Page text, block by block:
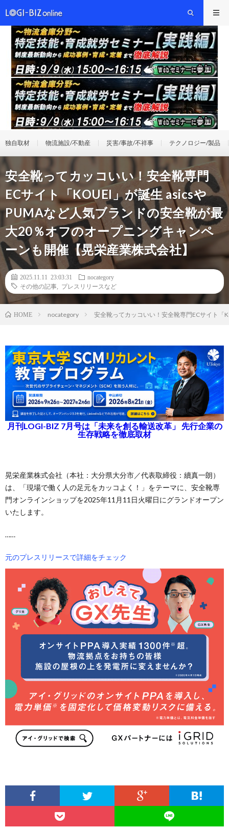
独自取材 物流施設/不動産 災害/事故/不祥事 テクノロジー/製品
安全靴ってカッコいい！安全靴専門
ECサイト「KOUEI」が誕生 asicsや
PUMAなど人気ブランドの安全靴が最
大20％オフのオープニングキャンペ
ーンも開催【晃栄産業株式会社】
2025.11.11 23:03:31
nocategory
その他の記事
プレスリリースなど
HOME nocategory 安全靴ってカッコいい！安全靴専門ECサイト
月刊LOGI-BIZ 7月号は「未来を創る輸送改革」 先行企業の
生存戦略を徹底取材
晃栄産業株式会社（本社：大分県大分市／代表取締役：續真一朗）
は、「現場で働く人の足元をカッコよく！」をテーマに、安全靴専
門オンラインショップを2025年11月11日火曜日にグランドオープン
いたします。
……
元のプレスリリースで詳細をチェック